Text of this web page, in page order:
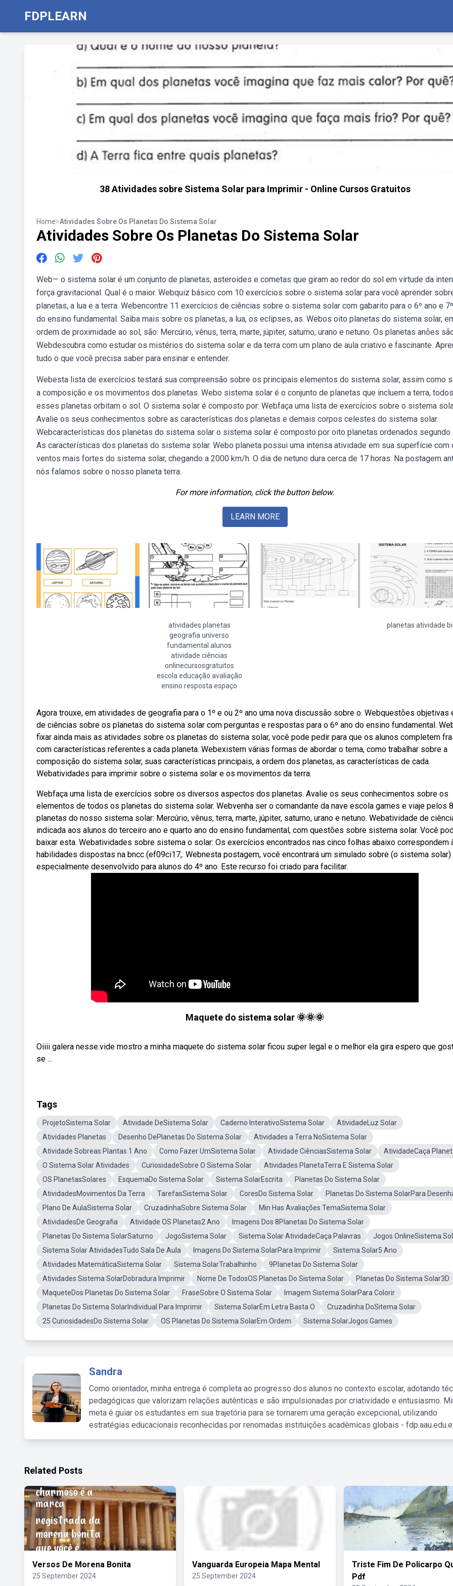
FDPLEARN
38 Atividades sobre Sistema Solar para Imprimir - Online Cursos Gratuitos
Home>Atividades Sobre Os Planetas Do Sistema Solar
Atividades Sobre Os Planetas Do Sistema Solar
Web— o sistema solar é um conjunto de planetas, asteroides e cometas que giram ao redor do sol em virtude da
força gravitacional. Qual é o maior. Webquiz básico com 10 exercícios sobre o sistema solar para você aprender
planetas, a lua e a terra. Webencontre 11 exercícios de ciências sobre o sistema solar com gabarito para o 6º ano e
do ensino fundamental. Saiba mais sobre os planetas, a lua, os eclipses, as. Webos oito planetas do sistema solar,
ordem de proximidade ao sol, são: Mercúrio, vênus, terra, marte, júpiter, saturno, urano e netuno. Os planetas anões
Webdescubra como estudar os mistérios do sistema solar e da terra com um plano de aula criativo e fascinante.
tudo o que você precisa saber para ensinar e entender.
Webesta lista de exercícios testará sua compreensão sobre os principais elementos do sistema solar, assim como
a composição e os movimentos dos planetas. Webo sistema solar é o conjunto de planetas que incluem a terra, todos
esses planetas orbitam o sol. O sistema solar é composto por: Webfaça uma lista de exercícios sobre o sistema
Avalie os seus conhecimentos sobre as características dos planetas e demais corpos celestes do sistema solar.
Webcaracterísticas dos planetas do sistema solar o sistema solar é composto por oito planetas ordenados segundo
As características dos planetas do sistema solar. Webo planeta possui uma intensa atividade em sua superfície com
ventos mais fortes do sistema solar, chegando a 2000 km/h. O dia de netuno dura cerca de 17 horas. Na postagem
nós falamos sobre o nosso planeta terra.
For more information, click the button below.
LEARN MORE
atividades planetas
geografia universo
fundamental alunos
atividade ciências
onlinecursosgratuitos
escola educação avaliação
ensino resposta espaço
planetas atividade
Agora trouxe, em atividades de geografia para o 1º e ou 2º ano uma nova discussão sobre o. Webquestões objetivas
de ciências sobre os planetas do sistema solar com perguntas e respostas para o 6º ano do ensino fundamental.
fixar ainda mais as atividades sobre os planetas do sistema solar, você pode pedir para que os alunos completem
com características referentes a cada planeta. Webexistem várias formas de abordar o tema, como trabalhar sobre a
composição do sistema solar, suas características principais, a ordem dos planetas, as características de cada.
Webatividades para imprimir sobre o sistema solar e os movimentos da terra.
Webfaça uma lista de exercícios sobre os diversos aspectos dos planetas. Avalie os seus conhecimentos sobre os
elementos de todos os planetas do sistema solar. Webvenha ser o comandante da nave escola games e viaje pelos 8
planetas do nosso sistema solar: Mercúrio, vênus, terra, marte, júpiter, saturno, urano e netuno. Webatividade de
indicada aos alunos do terceiro ano e quarto ano do ensino fundamental, com questões sobre sistema solar. Você
baixar esta. Webatividades sobre sistema o solar: Os exercícios encontrados nas cinco folhas abaixo correspondem
habilidades dispostas na bncc (ef09ci17,. Webnesta postagem, você encontrará um simulado sobre (o sistema solar)
especialmente desenvolvido para alunos do 4º ano. Este recurso foi criado para facilitar.
Maquete do sistema solar 🌞🌞🌞
Oiiii galera nesse.vide mostro a minha maquete do sistema solar ficou super legal e o melhor ela gira espero que
se ...
Tags
ProjetoSistema Solar Atividade DeSistema Solar Caderno InterativoSistema Solar
AtividadeLuz Solar
Atividades Planetas
Desenho DePlanetas Do Sistema Solar
Atividades a Terra NoSistema Solar
Atividade Sobreas Plantas 1 Ano
Como Fazer UmSistema Solar Atividade CiênciasSistema Solar
AtividadeCaça
O Sistema Solar Atividades
CuriosidadeSobre O Sistema Solar
Atividades PlanetaTerra E Sistema Solar
OS PlanetasSolares
EsquemaDo Sistema Solar Sistema SolarEscrita
Planetas Do Sistema Solar
AtividadesMovimentos Da Terra
TarefasSistema Solar CoresDo Sistema Solar
Planetas Do Sistema SolarPara
Plano De AulaSistema Solar
CruzadinhaSobre Sistema Solar
Min Has Avaliações TemaSistema Solar
AtividadesDe Geografia
Atividade OS Planetas2 Ano
Imagens Dos 8Planetas Do Sistema Solar
Planetas Do Sistema SolarSaturno
JogoSistema Solar Sistema Solar AtividadeCaça Palavras
Jogos OnlineSistema
Sistema Solar AtividadesTudo Sala De Aula
Imagens Do Sistema SolarPara Imprimir
Sistema Solar5 Ano
Atividades MatemáticaSistema Solar
Sistema SolarTrabalhinho
9Planetas Do Sistema Solar
Atividades Sistema SolarDobradura Imprimir
Nome De TodosOS Planetas Do Sistema Solar
Planetas Do Sistema Solar3D
MaqueteDos Planetas Do Sistema Solar
FraseSobre O Sistema Solar
Imagem Sistema SolarPara Colorir
Planetas Do Sistema SolarIndividual Para Imprimir
Sistema SolarEm Letra Basta O
Cruzadinha DoSitema Solar
25 CuriosidadesDo Sistema Solar
OS Planetas Do Sistema SolarEm Ordem Sistema SolarJogos Games
Sandra
Como orientador, minha entrega é completa ao progresso dos alunos no contexto escolar, adotando
pedagógicas que valorizam relações autênticas e são impulsionadas por criatividade e entusiasmo.
meta é guiar os estudantes em sua trajetória para se tornarem uma geração excepcional, utilizando
estratégias educacionais reconhecidas por renomadas instituições acadêmicas globais -
Related Posts
Versos De Morena Bonita
25 September 2024
Vanguarda Europeia Mapa Mental
25 September 2024
Triste Fim De Policarpo
Pdf